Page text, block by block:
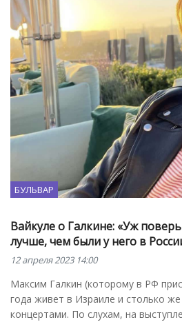
БУЛЬВАР
Вайкуле о Галкине: «Уж
лучше, чем были у него в
12 апреля 2023 14:00
Максим Галкин (которому в РФ
года живет в Израиле и столько
концертами. По слухам, на